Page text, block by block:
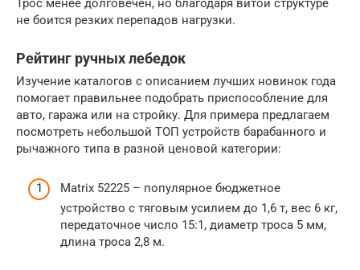
Трос менее долговечен, но благодаря витой структуре
не боится резких перепадов нагрузки.
Рейтинг ручных лебедок
Изучение каталогов с описанием лучших новинок года
помогает правильнее подобрать приспособление для
авто, гаража или на стройку. Для примера предлагаем
посмотреть небольшой ТОП устройств барабанного и
рычажного типа в разной ценовой категории:
Matrix 52225 – популярное бюджетное
устройство с тяговым усилием до 1,6 т, вес 6 кг,
передаточное число 15:1, диаметр троса 5 мм,
длина троса 2,8 м.